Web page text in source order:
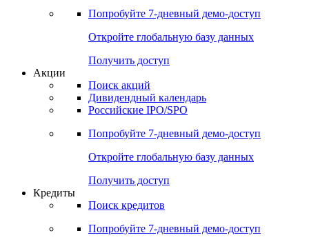
Попробуйте 7-дневный демо-доступ
Откройте глобальную базу данных
Получить доступ
Акции
Поиск акций
Дивидендный календарь
Российские IPO/SPO
Попробуйте 7-дневный демо-доступ
Откройте глобальную базу данных
Получить доступ
Кредиты
Поиск кредитов
Попробуйте 7-дневный демо-доступ